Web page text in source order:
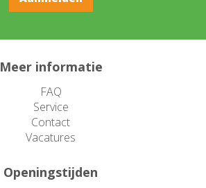
Meer informatie
FAQ
Service
Contact
Vacatures
Openingstijden